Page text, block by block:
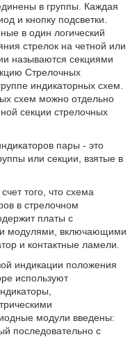
в группы. Каждая
и кнопку подсветки.
в один логический
стрелок на четной или
называются секциями
Стрелочных
индикаторных схем.
схем можно отдельно
секции стрелочных
пары - это
или секции, взятые в
того, что схема
в стрелочном
платы с
модулями, включающими
и контактные ламели.
индикации положения
используют
модули введены:
последовательно с